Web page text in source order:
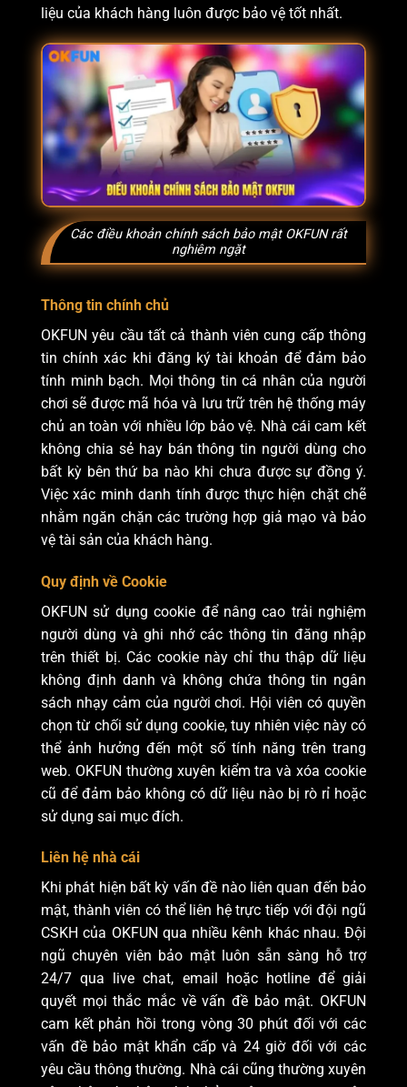
liệu của khách hàng luôn được bảo vệ tốt nhất.
Các điều khoản chính sách bảo mật OKFUN rất
nghiêm ngặt
Thông tin chính chủ
OKFUN yêu cầu tất cả thành viên cung cấp thông
tin chính xác khi đăng ký tài khoản để đảm bảo
tính minh bạch. Mọi thông tin cá nhân của người
chơi sẽ được mã hóa và lưu trữ trên hệ thống máy
chủ an toàn với nhiều lớp bảo vệ. Nhà cái cam kết
không chia sẻ hay bán thông tin người dùng cho
bất kỳ bên thứ ba nào khi chưa được sự đồng ý.
Việc xác minh danh tính được thực hiện chặt chẽ
nhằm ngăn chặn các trường hợp giả mạo và bảo
vệ tài sản của khách hàng.
Quy định về Cookie
OKFUN sử dụng cookie để nâng cao trải nghiệm
người dùng và ghi nhớ các thông tin đăng nhập
trên thiết bị. Các cookie này chỉ thu thập dữ liệu
không định danh và không chứa thông tin ngân
sách nhạy cảm của người chơi. Hội viên có quyền
chọn từ chối sử dụng cookie, tuy nhiên việc này có
thể ảnh hưởng đến một số tính năng trên trang
web. OKFUN thường xuyên kiểm tra và xóa cookie
cũ để đảm bảo không có dữ liệu nào bị rò rỉ hoặc
sử dụng sai mục đích.
Liên hệ nhà cái
Khi phát hiện bất kỳ vấn đề nào liên quan đến bảo
mật, thành viên có thể liên hệ trực tiếp với đội ngũ
CSKH của OKFUN qua nhiều kênh khác nhau. Đội
ngũ chuyên viên bảo mật luôn sẵn sàng hỗ trợ
24/7 qua live chat, email hoặc hotline để giải
quyết mọi thắc mắc về vấn đề bảo mật. OKFUN
cam kết phản hồi trong vòng 30 phút đối với các
vấn đề bảo mật khẩn cấp và 24 giờ đối với các
yêu cầu thông thường. Nhà cái cũng thường xuyên